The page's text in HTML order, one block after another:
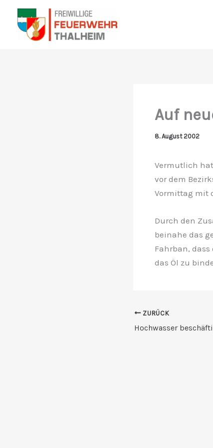
Zum
Inhalt
springen
Auf
8. August 2002
Vermutlich
vor dem
Vormittag mit
Durch den
beinahe das
Fahrban,
das Öl zu
ZURÜCK
Hochwasser